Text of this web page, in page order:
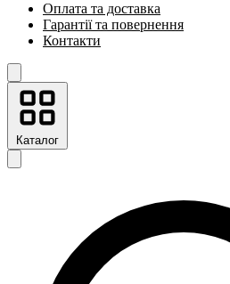
Оплата та доставка
Гарантії та повернення
Контакти
Каталог